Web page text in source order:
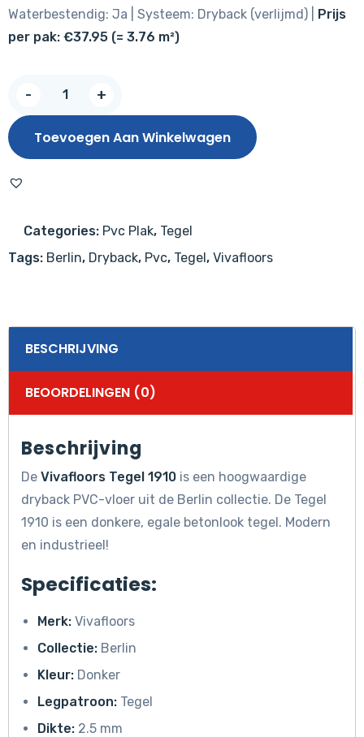
Waterbestendig: Ja | Systeem: Dryback (verlijmd) | Prijs
per pak: €37.95 (= 3.76 m²)
-
1910
aantal
+
Toevoegen Aan Winkelwagen
Categories: Pvc Plak, Tegel
Tags: Berlin, Dryback, Pvc, Tegel, Vivafloors
BESCHRIJVING
BEOORDELINGEN (0)
Beschrijving
De Vivafloors Tegel 1910 is een hoogwaardige
dryback PVC-vloer uit de Berlin collectie. De Tegel
1910 is een donkere, egale betonlook tegel. Modern
en industrieel!
Specificaties:
Merk: Vivafloors
Collectie: Berlin
Kleur: Donker
Legpatroon: Tegel
Dikte: 2.5 mm